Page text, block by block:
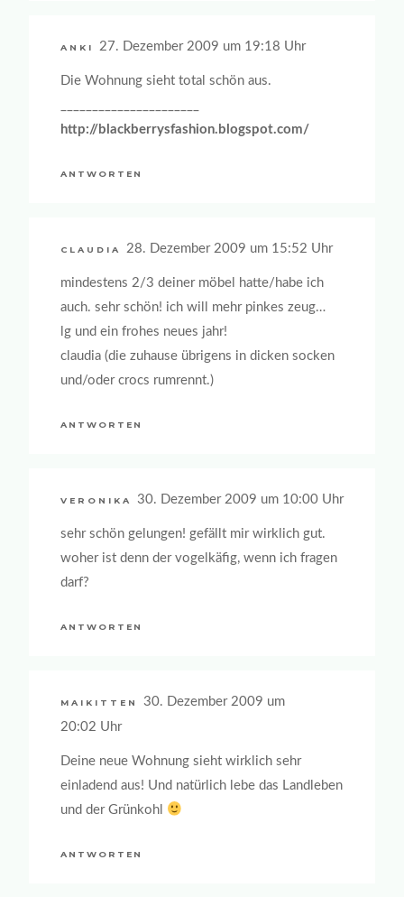
ANKI 27. Dezember 2009 um 19:18 Uhr
Die Wohnung sieht total schön aus.
http://blackberrysfashion.blogspot.com/
ANTWORTEN
CLAUDIA 28. Dezember 2009 um 15:52 Uhr
mindestens 2/3 deiner möbel hatte/habe ich
auch. sehr schön! ich will mehr pinkes zeug…
lg und ein frohes neues jahr!
claudia (die zuhause übrigens in dicken socken
und/oder crocs rumrennt.)
ANTWORTEN
VERONIKA 30. Dezember 2009 um 10:00 Uhr
sehr schön gelungen! gefällt mir wirklich gut.
woher ist denn der vogelkäfig, wenn ich fragen
darf?
ANTWORTEN
MAIKITTEN
30. Dezember 2009 um
20:02 Uhr
Deine neue Wohnung sieht wirklich sehr
einladend aus! Und natürlich lebe das Landleben
und der Grünkohl
ANTWORTEN